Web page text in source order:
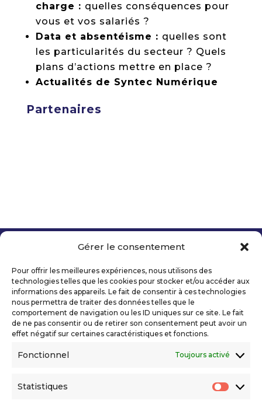
Gérer le consentement
Pour offrir les meilleures expériences, nous utilisons des
technologies telles que les cookies pour stocker et/ou accéder aux
informations des appareils. Le fait de consentir à ces technologies
nous permettra de traiter des données telles que le
comportement de navigation ou les ID uniques sur ce site. Le fait
de ne pas consentir ou de retirer son consentement peut avoir un
effet négatif sur certaines caractéristiques et fonctions.
Fonctionnel Toujours activé
Statistiques
charge : quelles conséquences pour
vous et vos salariés ?
Data et absentéisme : quelles sont
les particularités du secteur ? Quels
plans d’actions mettre en place ?
Actualités de Syntec Numérique
Partenaires
Mentions légales
Politique de confidentialité
Déclaration d’accessibilité numérique
Ils nous soutiennent